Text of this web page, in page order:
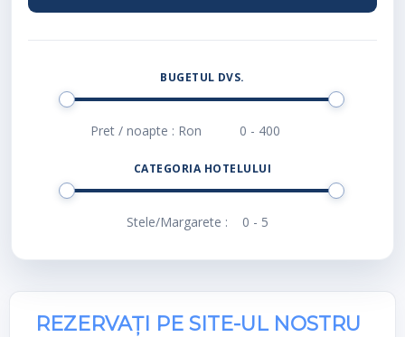
BUGETUL DVS.
Pret / noapte : Ron
CATEGORIA HOTELULUI
Stele/Margarete :
REZERVAȚI PE SITE-UL NOSTRU